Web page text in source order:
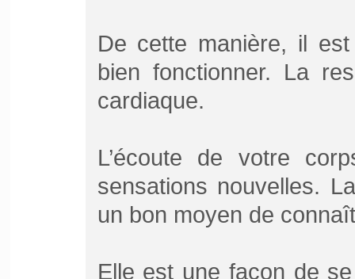
De cette manière, il
bien fonctionner. La
cardiaque.
L’écoute de votre
sensations nouvelles.
un bon moyen de
Elle est une façon de